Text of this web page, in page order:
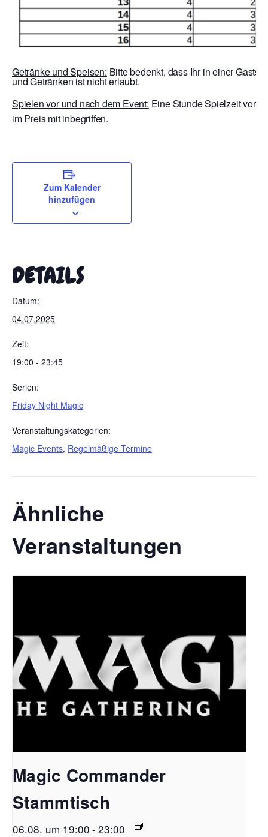
Getränke und Speisen: Bitte bedenkt, dass Ihr in einer
und Getränken ist nicht erlaubt.
Spielen vor und nach dem Event: Eine Stunde Spielzeit vor
im Preis mit inbegriffen.
Zum Kalender
hinzufügen
DETAILS
Datum:
04.07.2025
Zeit:
19:00 - 23:45
Serien:
Friday Night Magic
Veranstaltungskategorien:
Magic Events, Regelmäßige Termine
Ähnliche
Veranstaltungen
Magic Commander
Stammtisch
06.08. um 19:00 - 23:00